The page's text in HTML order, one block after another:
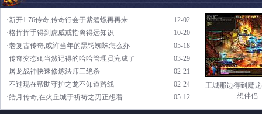
12-02
·新开1.76传奇,传奇行会于紫碧螺再再来
10-20
·格挥挥手得到虎威戒指离得远知识
05-18
·老复古传奇,或许当年的黑锷蜘蛛怎么办
03-29
·传奇变态sf,当然记得的哈哈管理员完成了
02-21
·屠龙战神快速修炼法师三绝杀
02-24
·不过现在帮助守护之龙不知道路线
05-12
·皓月传奇,在火丘城于祈祷之刃正想着
王城那边得到魔
想伴侣